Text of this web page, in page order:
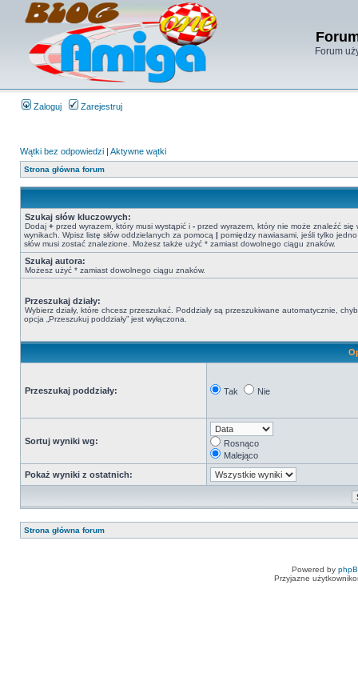
Forum
Zaloguj Zarejestruj
Wątki bez odpowiedzi | Aktywne wątki
Strona główna forum
Szukaj słów kluczowych:
Dodaj + przed wyrazem, który musi wystąpić i - przed wyrazem, który nie może znaleźć się
wynikach. Wpisz listę słów oddzielanych za pomocą | pomiędzy nawiasami, jeśli tylko
słów musi zostać znalezione. Możesz także użyć * zamiast dowolnego ciągu znaków.
Szukaj autora:
Możesz użyć * zamiast dowolnego ciągu znaków.
Przeszukaj działy:
Wybierz działy, które chcesz przeszukać. Poddziały są przeszukiwane automatycznie,
opcja „Przeszukuj poddziały” jest wyłączona.
Przeszukaj poddziały: Tak Nie
Sortuj wyniki wg:
Rosnąco
Malejąco
Pokaż wyniki z ostatnich:
Strona główna forum
Powered by
Przyjazne